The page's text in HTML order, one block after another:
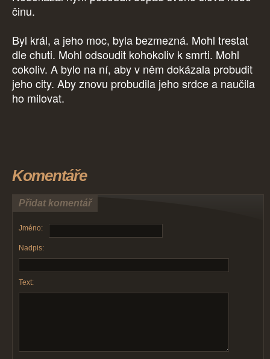
činu.
Byl král, a jeho moc, byla bezmezná. Mohl trestat
dle chuti. Mohl odsoudit kohokoliv k smrti. Mohl
cokoliv. A bylo na ní, aby v něm dokázala probudit
jeho city. Aby znovu probudila jeho srdce a naučila
ho milovat.
Komentáře
Přidat komentář
Jméno:
Nadpis:
Text: